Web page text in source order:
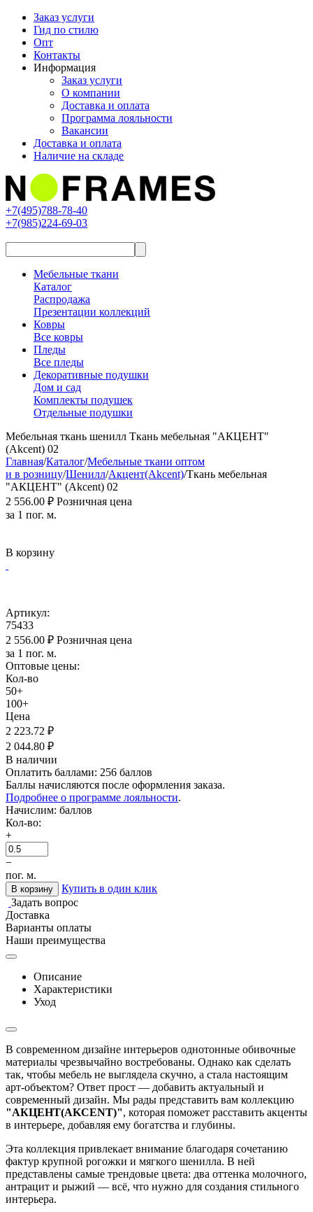
Заказ услуги
Гид по стилю
Опт
Контакты
Информация
Заказ услуги
О компании
Доставка и оплата
Программа лояльности
Вакансии
Доставка и оплата
Наличие на складе
+7(495)788-78-40
+7(985)224-69-03
Мебельные ткани
Каталог
Распродажа
Презентации коллекций
Ковры
Все ковры
Пледы
Все пледы
Декоративные подушки
Дом и сад
Комплекты подушек
Отдельные подушки
Мебельная ткань шенилл Ткань мебельная "АКЦЕНТ"
(Akcent) 02
Главная/Каталог/Мебельные ткани оптом
и в розницу/Шенилл/Акцент(Akcent)/Ткань мебельная
"АКЦЕНТ" (Akcent) 02
2 556.00 ₽ Розничная цена
за 1 пог. м.
В корзину
Артикул:
75433
2 556.00 ₽ Розничная цена
за 1 пог. м.
Оптовые цены:
Кол-во
50+
100+
Цена
2 223.72 ₽
2 044.80 ₽
В наличии
Оплатить баллами: 256 баллов
Баллы начисляются после оформления заказа.
Подробнее о программе лояльности.
Начислим: баллов
Кол-во:
+
−
пог. м.
В корзину
Купить в один клик
Задать вопрос
Доставка
Варианты оплаты
Наши преимущества
Описание
Характеристики
Уход
В современном дизайне интерьеров однотонные обивочные
материалы чрезвычайно востребованы. Однако как сделать
так, чтобы мебель не выглядела скучно, а стала настоящим
арт-объектом? Ответ прост — добавить актуальный и
современный дизайн. Мы рады представить вам коллекцию
"АКЦЕНТ(AKCENT)", которая поможет расставить акценты
в интерьере, добавляя ему богатства и глубины.
Эта коллекция привлекает внимание благодаря сочетанию
фактур крупной рогожки и мягкого шенилла. В ней
представлены самые трендовые цвета: два оттенка молочного,
антрацит и рыжий — всё, что нужно для создания стильного
интерьера.